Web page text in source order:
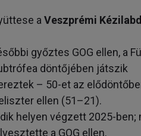
aVeszprémi
győztes GOG ellen, a
döntőjében játszik
– 50-et az
ellen (51­–21).
helyen végzett 2025-ben;
a GOG ellen.